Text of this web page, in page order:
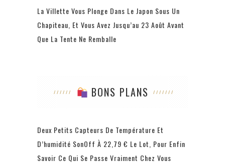
La Villette Vous Plonge Dans Le Japon Sous Un
Chapiteau, Et Vous Avez Jusqu’au 23 Août Avant
Que La Tente Ne Remballe
BONS PLANS
Deux Petits Capteurs De Température Et
D’humidité SonOff À 22,79 € Le Lot, Pour Enfin
Savoir Ce Qui Se Passe Vraiment Chez Vous